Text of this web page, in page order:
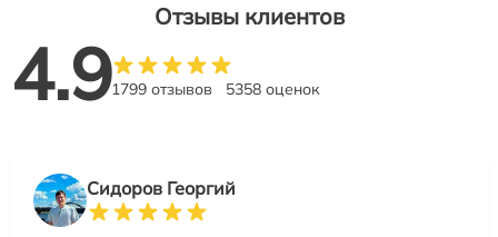
Отзывы клиентов
4.91799 отзывов 5358 оценок
Сидоров Георгий